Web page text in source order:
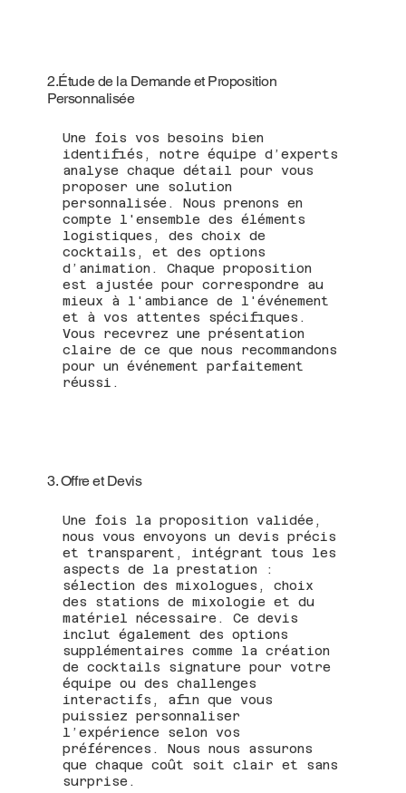
2.Étude de la Demande et Proposition
Personnalisée
Une fois vos besoins bien
identifiés, notre équipe d’experts
analyse chaque détail pour vous
proposer une solution
personnalisée. Nous prenons en
compte l'ensemble des éléments
logistiques, des choix de
cocktails, et des options
d’animation. Chaque proposition
est ajustée pour correspondre au
mieux à l'ambiance de l'événement
et à vos attentes spécifiques.
Vous recevrez une présentation
claire de ce que nous recommandons
pour un événement parfaitement
réussi.
3. Offre et Devis
Une fois la proposition validée,
nous vous envoyons un devis précis
et transparent, intégrant tous les
aspects de la prestation :
sélection des mixologues, choix
des stations de mixologie et du
matériel nécessaire. Ce devis
inclut également des options
supplémentaires comme la création
de cocktails signature pour votre
équipe ou des challenges
interactifs, afin que vous
puissiez personnaliser
l’expérience selon vos
préférences. Nous nous assurons
que chaque coût soit clair et sans
surprise.